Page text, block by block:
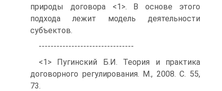
природы договора <1>. В основе этого
подхода лежит модель деятельности
субъектов.
--------------------------------
<1> Пугинский Б.И. Теория и практика
договорного регулирования. М., 2008. С. 55,
73.